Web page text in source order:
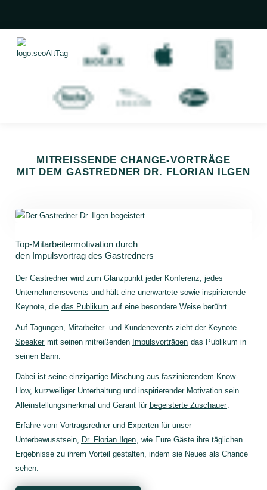
MITREISSENDE CHANGE-VORTRÄGE
MIT DEM GASTREDNER DR. FLORIAN ILGEN
Top-Mitarbeitermotivation durch
den Impulsvortrag des Gastredners
Der Gastredner wird zum Glanzpunkt jeder Konferenz, jedes
Unternehmensevents und hält eine unerwartete sowie inspirierende
Keynote, die das Publikum auf eine besondere Weise berührt.
Auf Tagungen, Mitarbeiter- und Kundenevents zieht der Keynote
Speakermit seinen mitreißenden Impulsvorträgen das Publikum in
seinen Bann.
Dabei ist seine einzigartige Mischung aus faszinierendem Know-
How, kurzweiliger Unterhaltung und inspirierender Motivation sein
Alleinstellungsmerkmal und Garant für begeisterte Zuschauer.
Erfahre vom Vortragsredner und Experten für unser
Unterbewusstsein, Dr. Florian Ilgen, wie Eure Gäste ihre täglichen
Ergebnisse zu ihrem Vorteil gestalten, indem sie Neues als Chance
sehen.